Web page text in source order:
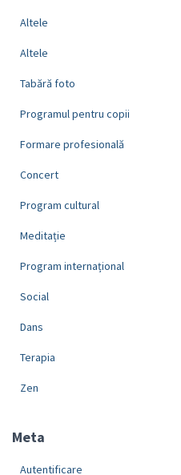
Altele
Altele
Tabără foto
Programul pentru copii
Formare profesională
Concert
Program cultural
Meditație
Program internațional
Social
Dans
Terapia
Zen
Meta
Autentificare